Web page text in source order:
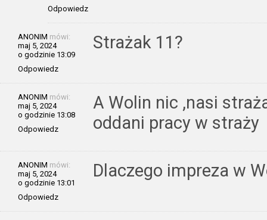
Odpowiedz
ANONIM mówi:
maj 5, 2024
o godzinie 13:09
Odpowiedz
Strażak 11?
ANONIM mówi:
maj 5, 2024
o godzinie 13:08
Odpowiedz
A Wolin nic ,nasi
oddani pracy w straży
ANONIM mówi:
maj 5, 2024
o godzinie 13:01
Odpowiedz
Dlaczego impreza w